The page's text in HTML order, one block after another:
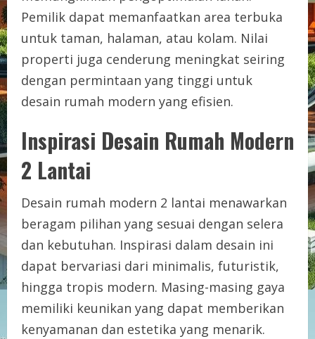
Pemilik dapat memanfaatkan area terbuka
untuk taman, halaman, atau kolam. Nilai
properti juga cenderung meningkat seiring
dengan permintaan yang tinggi untuk
desain rumah modern yang efisien.
Inspirasi Desain Rumah Modern
2 Lantai
Desain rumah modern 2 lantai menawarkan
beragam pilihan yang sesuai dengan selera
dan kebutuhan. Inspirasi dalam desain ini
dapat bervariasi dari minimalis, futuristik,
hingga tropis modern. Masing-masing gaya
memiliki keunikan yang dapat memberikan
kenyamanan dan estetika yang menarik.